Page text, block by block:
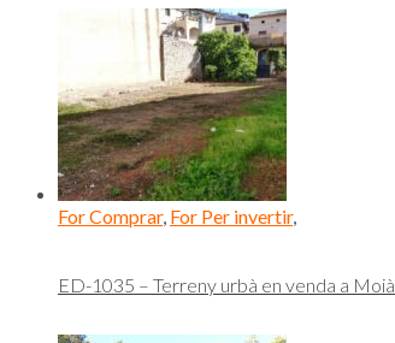
For Comprar, For Per invertir,
ED-1035 – Terreny urbà en venda a Moià